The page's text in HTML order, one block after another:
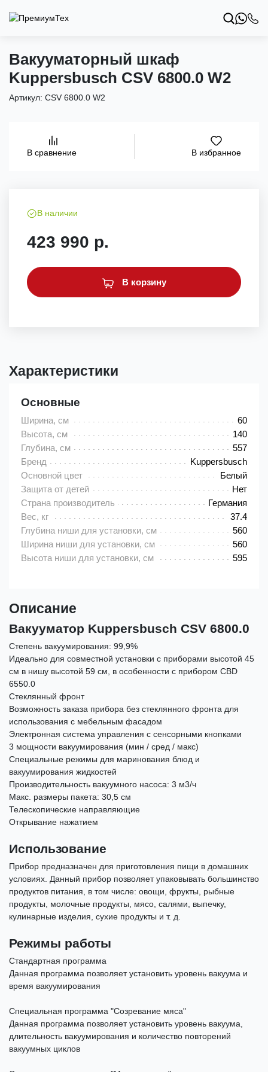
Вакууматорный шкаф
Kuppersbusch CSV 6800.0 W2
Артикул: CSV 6800.0 W2
В сравнение В избранное
В наличии
423 990 р.
В корзину
Характеристики
Основные
Ширина, см
60
Высота, см
140
Глубина, см
557
Бренд
Kuppersbusch
Основной цвет
Белый
Защита от детей
Нет
Страна производитель
Германия
Вес, кг
37.4
Глубина ниши для установки, см
560
Ширина ниши для установки, см
560
Высота ниши для установки, см
595
Описание
Вакууматор Kuppersbusch CSV 6800.0
Степень вакуумирования: 99,9%
Идеально для совместной установки с приборами высотой 45
см в нишу высотой 59 см, в особенности с прибором CBD
6550.0
Стеклянный фронт
Возможность заказа прибора без стеклянного фронта для
использования с мебельным фасадом
Электронная система управления с сенсорными кнопками
3 мощности вакуумирования (мин / сред / макс)
Специальные режимы для маринования блюд и
вакуумирования жидкостей
Производительность вакуумного насоса: 3 м3/ч
Макс. размеры пакета: 30,5 см
Телескопические направляющие
Открывание нажатием
Использование
Прибор предназначен для приготовления пищи в домашних
условиях. Данный прибор позволяет упаковывать большинство
продуктов питания, в том числе: овощи, фрукты, рыбные
продукты, молочные продукты, мясо, салями, выпечку,
кулинарные изделия, сухие продукты и т. д.
Режимы работы
Стандартная программа
Данная программа позволяет установить уровень вакуума и
время вакуумирования
Специальная программа "Созревание мяса"
Данная программа позволяет установить уровень вакуума,
длительность вакуумирования и количество повторений
вакуумных циклов